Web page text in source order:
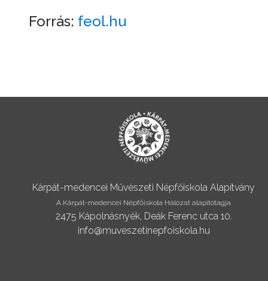
Forrás: feol.hu
Kárpát-medencei Művészeti Népfőiskola Alapítvány
A Kárpát-medencei Népfőiskola Hálózat alapítótagja
2475 Kápolnásnyék, Deák Ferenc utca 10.
info@muveszetinepfoiskola.hu